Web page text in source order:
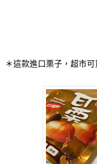
＊這款進口栗子，超市